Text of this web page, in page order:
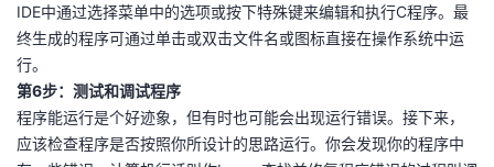
IDE中通过选择菜单中的选项或按下特殊键来编辑和执行C程序。最
终生成的程序可通过单击或双击文件名或图标直接在操作系统中运
行。
第6步：测试和调试程序
程序能运行是个好迹象，但有时也可能会出现运行错误。接下来，
应该检查程序是否按照你所设计的思路运行。你会发现你的程序中